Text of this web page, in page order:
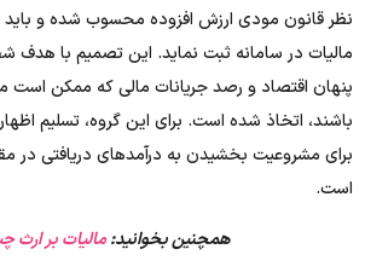
نظر قانون مودی ارزش افزوده محسوب شده و باید
مالیات در سامانه ثبت نماید. این تصمیم با هدف
پنهان اقتصاد و رصد جریانات مالی که ممکن است
باشند، اتخاذ شده است. برای این گروه، تسلیم
برای مشروعیت بخشیدن به درآمدهای دریافتی در
است.
همچنین بخوانید:مالیات بر ارث